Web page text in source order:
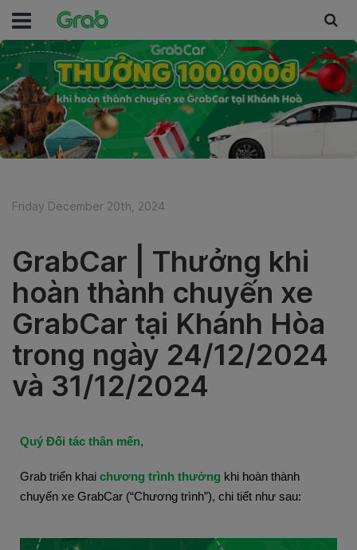
Friday December 20th, 2024
GrabCar | Thưởng khi
hoàn thành chuyến xe
GrabCar tại Khánh Hòa
trong ngày 24/12/2024
và 31/12/2024
Quý Đối tác thân mến,
Grab triển khai chương trình thưởng khi hoàn thành
chuyến xe GrabCar (“Chương trình”), chi tiết như sau: